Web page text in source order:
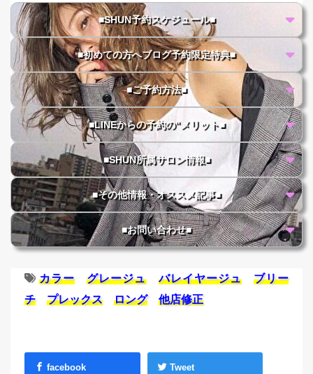
■SHUN予約スケジュール■
■初めての方へブログ予約限定特典■
■ご予約方法■
■LINEからの予約の"メリット■
■SHUN所属サロン情報■
■その他情報・オススメ記事■
■お問い合わせ■
カラー グレージュ バレイヤージュ
ブリー
チ
プレックス ロング 他店修正
facebook Tweet